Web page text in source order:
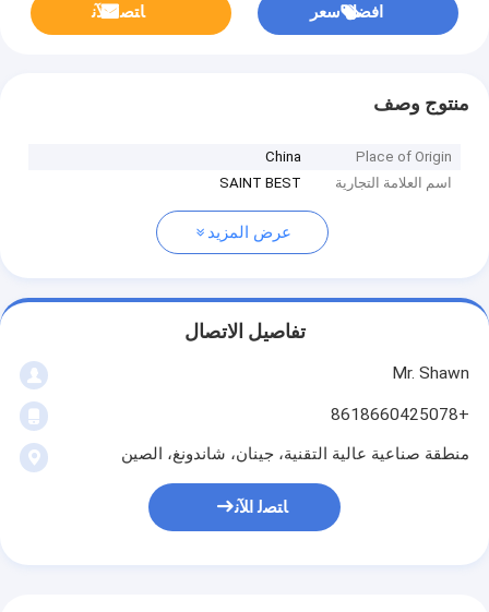
افضل سعر ﺎﺘﺼﻟ ﺍﻶﻧ
منتوج وصف
Place of Origin
China
اسم العلامة التجارية
SAINT BEST
عرض المزيد
تفاصيل الاتصال
Mr. Shawn
+8618660425078
منطقة صناعية عالية التقنية، جينان، شاندونغ، الصين
ﺎﺘﺼﻟ ﺍﻶﻧ